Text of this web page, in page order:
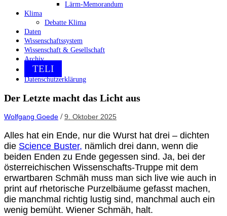
Lärm-Memorandum
Klima
Debatte Klima
Daten
Wissenschaftssystem
Wissenschaft & Gesellschaft
Archiv
TELI
Datenschutzerklärung
Der Letzte macht das Licht aus
Wolfgang Goede /9. Oktober 2025
Alles hat ein Ende, nur die Wurst hat drei – dichten
die Science Buster, nämlich drei dann, wenn die
beiden Enden zu Ende gegessen sind. Ja, bei der
österreichischen Wissenschafts-Truppe mit dem
erwartbaren Schmäh muss man sich live wie auch in
print auf rhetorische Purzelbäume gefasst machen,
die manchmal richtig lustig sind, manchmal auch ein
wenig bemüht. Wiener Schmäh, halt.